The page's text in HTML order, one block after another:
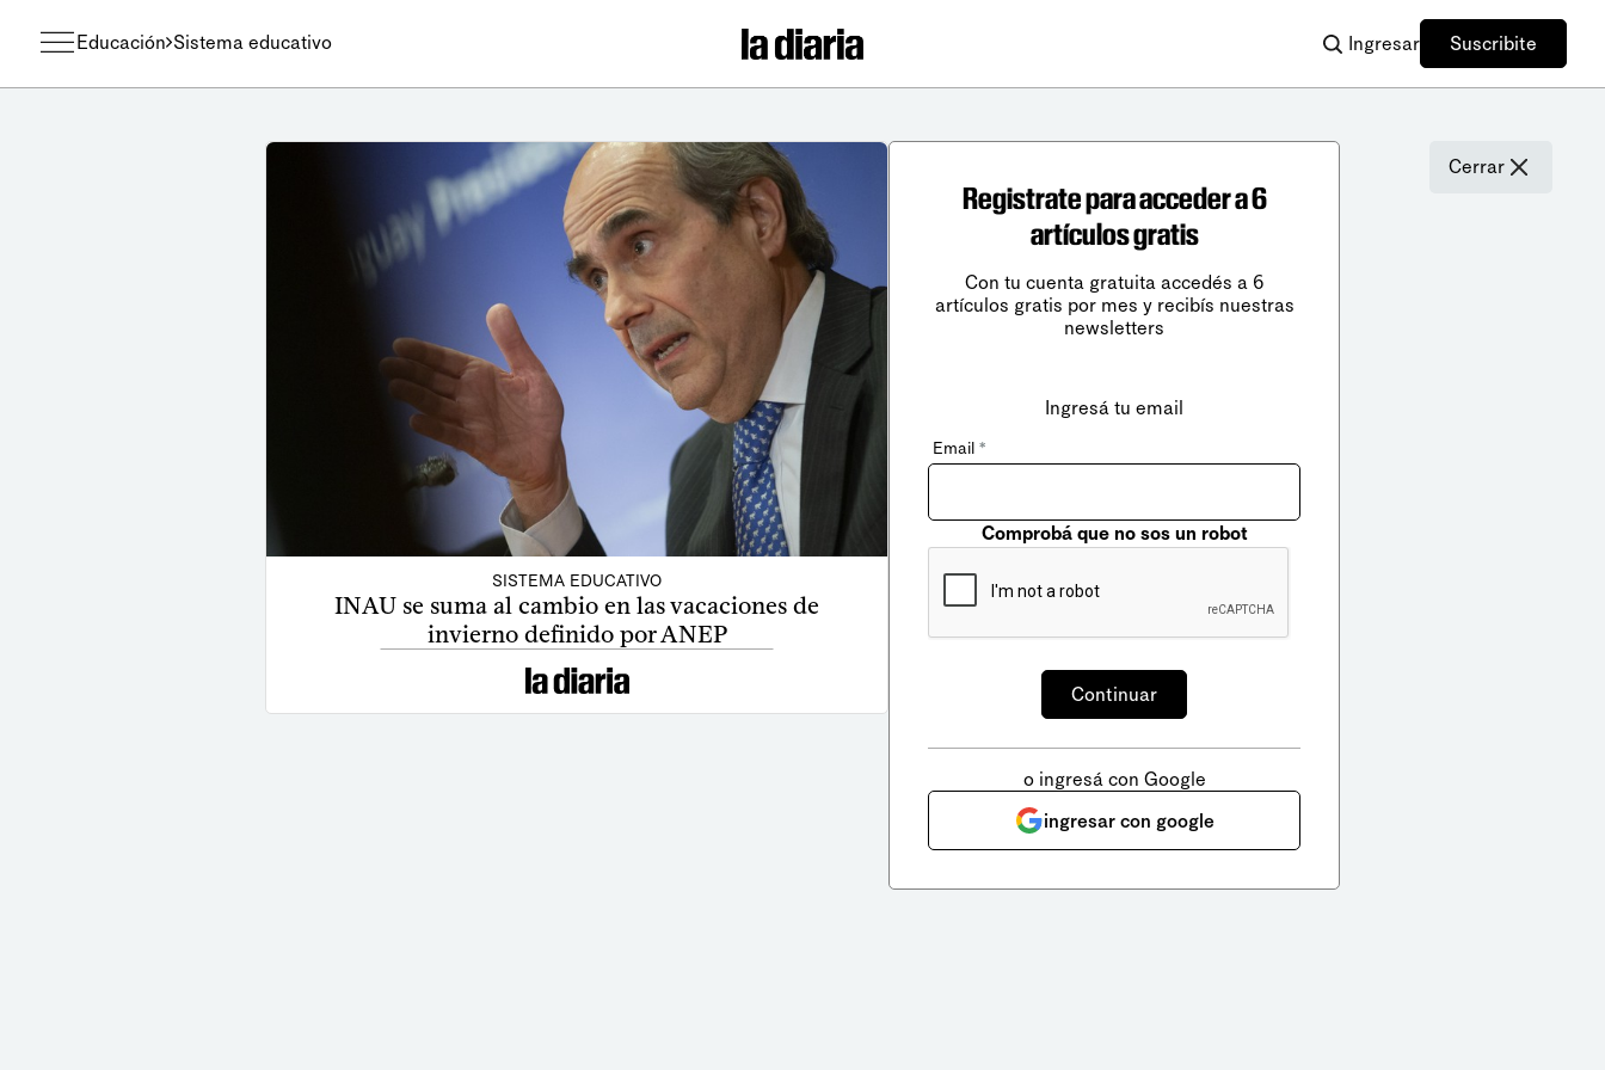
Educación Sistema educativo Ingresar Suscribite
SISTEMA EDUCATIVO
INAU se suma al cambio en las vacaciones de
invierno definido por ANEP
Cerrar
Registrate para acceder a 6
artículos gratis
Con tu cuenta gratuita accedés a 6
artículos gratis por mes y recibís nuestras
newsletters
Ingresá tu email
Email *
Comprobá que no sos un robot
o ingresá con Google
ingresar con google